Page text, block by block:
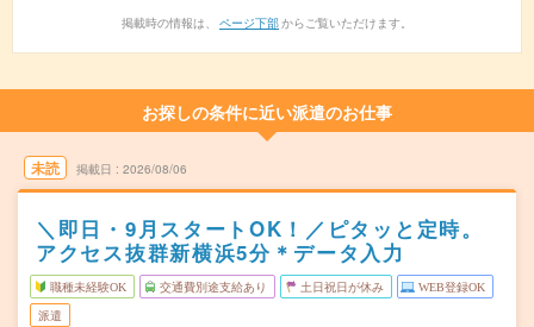
掲載時の情報は、 ページ下部 からご覧いただけます。
お探しの条件に近い派遣のお仕事
未読 掲載日 2026/08/06
＼即日・9月スタートOK！／ピタッと定時。
アクセス抜群新横浜5分＊データ入力
職種未経験OK 交通費別途支給あり 土日祝日が休み WEB登録OK
派遣